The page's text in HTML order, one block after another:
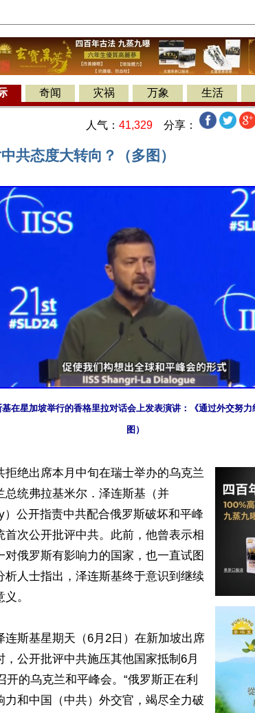
奇闻 灾祸 万象 生活
人气： 41,329 分享：
共态度大转向？（多图）
在星加坡举行的香格里拉对话会上发表演讲：《通过外交努
图）
拒绝出席本月中旬在瑞士举办的乌克兰
总统弗拉基米尔．泽连斯基（并
）公开指责中共配合俄罗斯破坏和平峰
首次公开批评中共。此前，他曾表示相
对俄罗斯有影响力的国家，也一直试图
析人士指出，泽连斯基终于意识到继续
。
连斯基星期天（6月2日）在新加坡出席
公开批评中共施压其他国家抵制6月
开的乌克兰和平峰会。“俄罗斯正在利
力和中国（中共）外交官，竭尽全力破